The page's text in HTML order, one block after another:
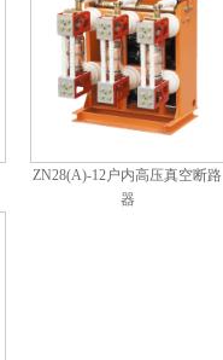
ZN28(A)-12户内高压真空断路
器